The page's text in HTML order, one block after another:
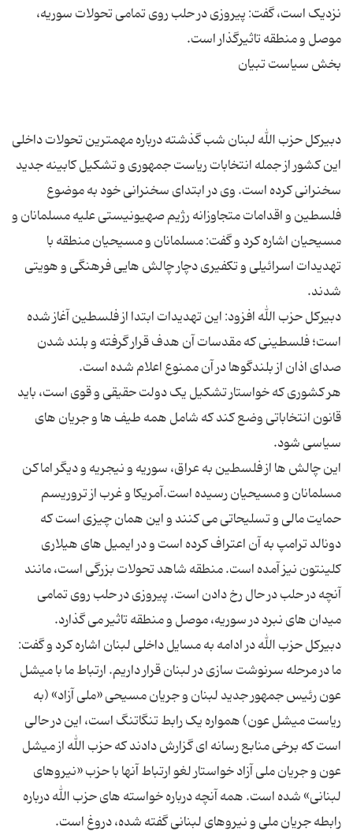
نزدیک است، گفت: پیروزی در حلب روی تمامی تحولات سوریه،
دبیرکل حزب الله لبنان شب گذشته درباره مهمترین تحولات داخلی
این کشور از جمله انتخابات ریاست جمهوری و تشکیل کابینه جدید
سخنرانی کرده است. وی در ابتدای سخنرانی خود به موضوع
فلسطین و اقدامات متجاوزانه رژیم صهیونیستی علیه مسلمانان و
مسیحیان اشاره کرد و گفت: مسلمانان و مسیحیان منطقه با
تهدیدات اسرائیلی و تکفیری دچار چالش هایی فرهنگی و هویتی
دبیرکل حزب الله افزود: این تهدیدات ابتدا از فلسطین آغاز شده
است؛ فلسطینی که مقدسات آن هدف قرار گرفته و بلند شدن
هر کشوری که خواستار تشکیل یک دولت حقیقی و قوی است، باید
قانون انتخاباتی وضع کند که شامل همه طیف ها و جریان های
این چالش ها از فلسطین به عراق، سوریه و نیجریه و دیگر اماکن
مسلمانان و مسیحیان رسیده است.آمریکا و غرب از تروریسم
حمایت مالی و تسلیحاتی می کنند و این همان چیزی است که
دونالد ترامپ به آن اعتراف کرده است و در ایمیل های هیلاری
کلینتون نیز آمده است. منطقه شاهد تحولات بزرگی است، مانند
آنچه در حلب در حال رخ دادن است. پیروزی در حلب روی تمامی
دبیرکل حزب الله در ادامه به مسایل داخلی لبنان اشاره کرد و گفت:
ما در مرحله سرنوشت سازی در لبنان قرار داریم. ارتباط ما با میشل
عون رئیس جمهور جدید لبنان و جریان مسیحی «ملی آزاد» (به
ریاست میشل عون) همواره یک رابط تنگاتنگ است، این در حالی
است که برخی منابع رسانه ای گزارش دادند که حزب الله از میشل
عون و جریان ملی آزاد خواستار لغو ارتباط آنها با حزب «نیروهای
لبنانی» شده است. همه آنچه درباره خواسته های حزب الله درباره